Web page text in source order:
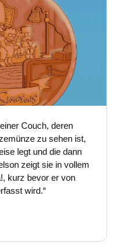
Couch, deren
zu sehen ist,
legt und die dann
zeigt sie in vollem
kurz bevor er von
wird.“